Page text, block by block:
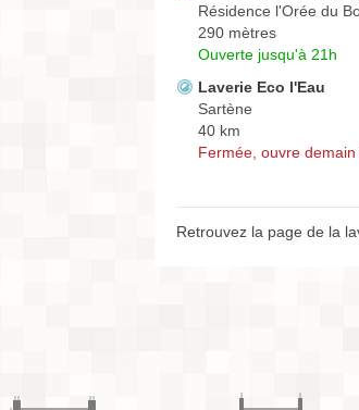
Résidence l'Orée du
290 mètres
Ouverte jusqu'à 21h
Laverie Eco l'Eau
Sartène
40 km
Fermée, ouvre
Retrouvez la page de la